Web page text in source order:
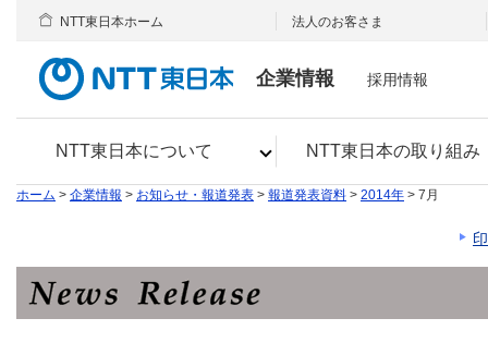
企業情報
NTT東日本について NTT東日本の取り組み
NTT東日本ホーム 法人のお客さま
採用情報
ホーム > 企業情報 > お知らせ・報道発表 > 報道発表資料 > 2014年 > 7月